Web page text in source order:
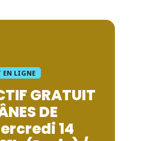
EN LIGNE
GRATUIT
DE
14